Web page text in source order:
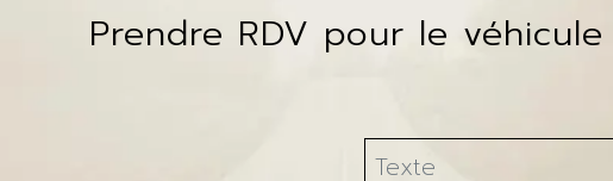
Prendre RDV pour le véhicule